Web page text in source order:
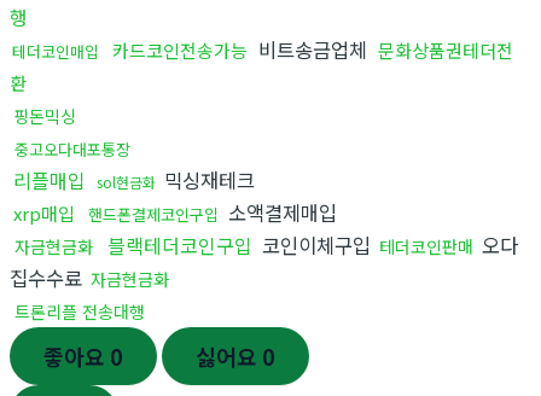
행
테더코인매입 카드코인전송가능 비트송금업체 문화상품권테더전
환
핑돈믹싱
중고오다대포통장
리플매입 sol현금화 믹싱재테크
xrp매입 핸드폰결제코인구입 소액결제매입
자금현금화 블랙테더코인구입 코인이체구입 테더코인판매 오다
집수수료 자금현금화
트론리플 전송대행
좋아요 0 싫어요 0